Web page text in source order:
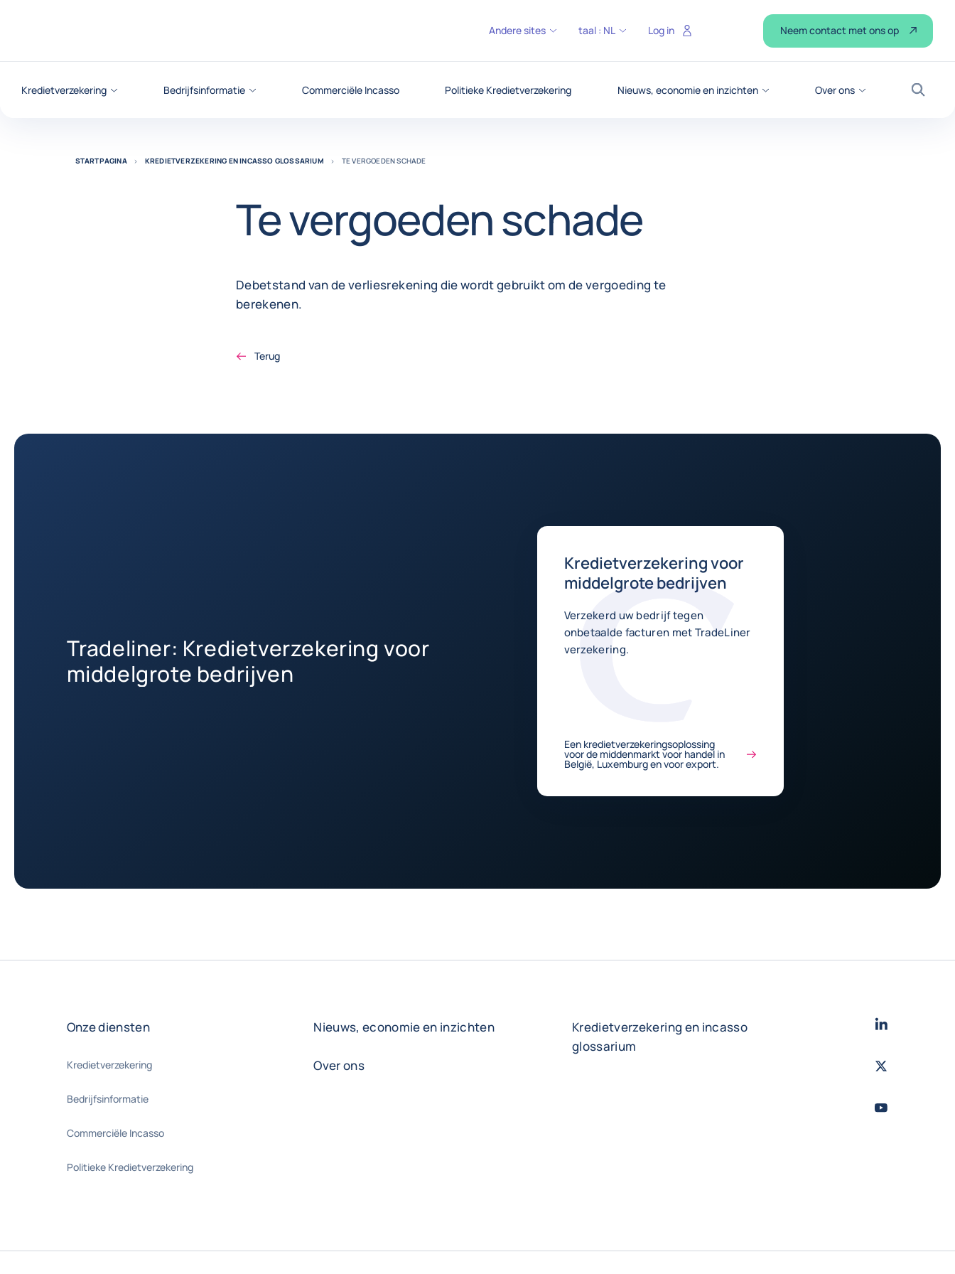
Kredietverzekering Bedrijfsinformatie Commerciële Incasso Politieke Kredietverzekering Nieuws, economie en inzichten Over ons
Zoek
Andere sites taal : NL Log in Neem contact met ons op
STARTPAGINA KREDIETVERZEKERING EN INCASSO GLOSSARIUM TE VERGOEDEN SCHADE
Te vergoeden schade
Debetstand van de verliesrekening die wordt gebruikt om de vergoeding te
berekenen.
Terug
Tradeliner: Kredietverzekering voor
middelgrote bedrijven
Kredietverzekering voor
middelgrote bedrijven
Verzekerd uw bedrijf tegen
onbetaalde facturen met TradeLiner
verzekering.
Een kredietverzekeringsoplossing
voor de middenmarkt voor handel in
België, Luxemburg en voor export.
Onze diensten
Kredietverzekering
Bedrijfsinformatie
Commerciële Incasso
Politieke Kredietverzekering
Nieuws, economie en inzichten
Over ons
Kredietverzekering en incasso
glossarium
LinkedIn
Twitter
Youtube